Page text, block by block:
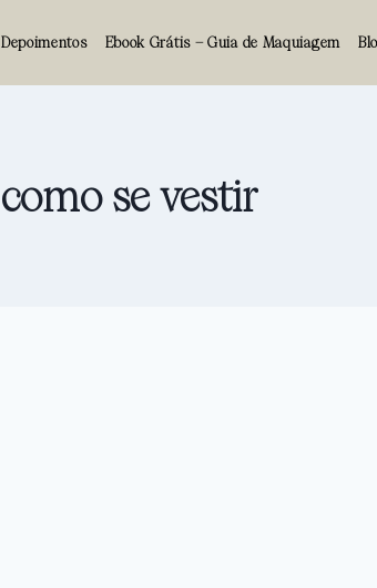
Depoimentos Ebook Grátis – Guia de Maquiagem
como se vestir